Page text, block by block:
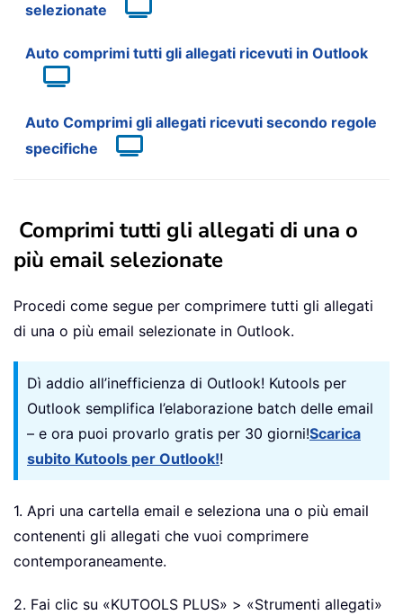
selezionate
Auto comprimi tutti gli allegati ricevuti in Outlook
Auto Comprimi gli allegati ricevuti secondo regole
specifiche
Comprimi tutti gli allegati di una o
più email selezionate
Procedi come segue per comprimere tutti gli allegati
di una o più email selezionate in Outlook.
Dì addio all’inefficienza di Outlook! Kutools per
Outlook semplifica l’elaborazione batch delle email
– e ora puoi provarlo gratis per 30 giorni!Scarica
subito Kutools per Outlook!!
1. Apri una cartella email e seleziona una o più email
contenenti gli allegati che vuoi comprimere
contemporaneamente.
2. Fai clic su «KUTOOLS PLUS» > «Strumenti allegati»